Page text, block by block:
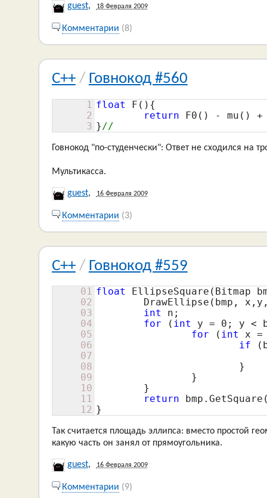
guest, 18 Февраля 2009
Комментарии (8)
C++/ Говнокод #560
1
2
3
float
F(){
return F0() - mu() +
} //
Говнокод "по-студенчески": Ответ не сходился на
Мультикасса.
guest, 16 Февраля 2009
Комментарии (3)
C++/ Говнокод #559
01
02
03
04
05
06
07
08
09
10
11
12
float
EllipseSquare(Bitmap
int
n;
for ( int y = 0 ; y <
for ( int
x
if
                }
return
}
Так считается площадь эллипса: вместо простой
какую часть он занял от прямоугольника.
guest, 16 Февраля 2009
Комментарии (9)